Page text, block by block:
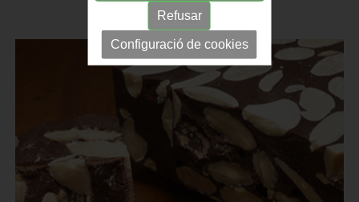
Refusar
Configuració de cookies